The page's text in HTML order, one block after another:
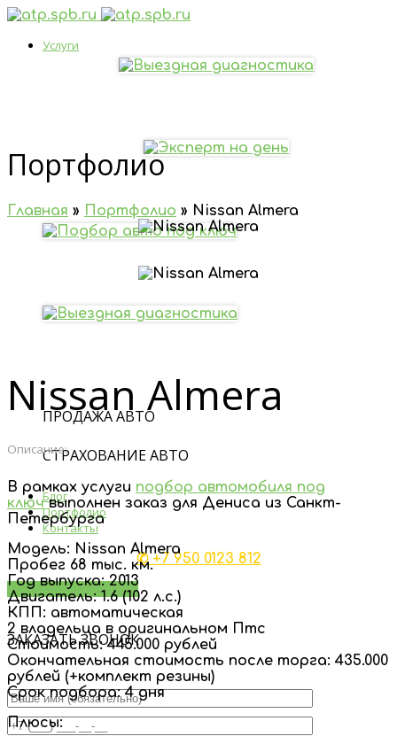
Услуги
Подбор автомобиля под ключ
ПРОДАЖА АВТО
СТРАХОВАНИЕ АВТО
Блог
Портфолио
Контакты
✆ +7 950 0123 812
Заказать звонок
ЗАКАЗАТЬ ЗВОНОК
Портфолио
Главная » Портфолио » Nissan Almera
Nissan Almera
Описание:
В рамках услуги подбор автомобиля под
ключвыполнен заказ для Дениса из Санкт-
Петербурга
Модель: Nissan Almera
Пробег 68 тыс. км.
Год выпуска: 2013
Двигатель: 1.6 (102 л.с.)
КПП: автоматическая
2 владельца в оригинальном Птс
Стоимость: 445.000 рублей
Окончательная стоимость после торга: 435.000
рублей (+комплект резины)
Срок подбора: 4 дня
Плюсы: